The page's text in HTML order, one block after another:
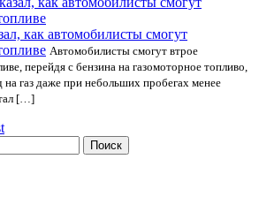
как автомобилисты смогут
Автомобилисты смогут втрое
перейдя с бензина на газомоторное топливо,
на газ даже при небольших пробегах менее
[…]